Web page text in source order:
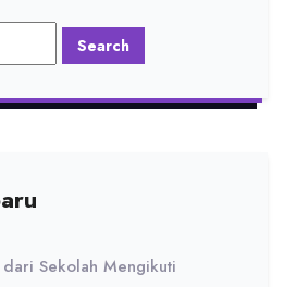
Sekolah Mengikuti